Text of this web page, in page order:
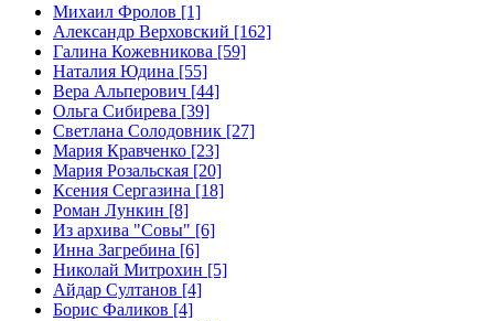
Михаил Фролов [1]
Александр Верховский [162]
Галина Кожевникова [59]
Наталия Юдина [55]
Вера Альперович [44]
Ольга Сибирева [39]
Светлана Солодовник [27]
Мария Кравченко [23]
Мария Розальская [20]
Ксения Сергазина [18]
Роман Лункин [8]
Из архива "Совы" [6]
Инна Загребина [6]
Николай Митрохин [5]
Айдар Султанов [4]
Борис Фаликов [4]